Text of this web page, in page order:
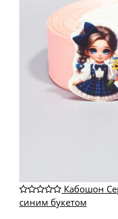
Кабошон
синим букетом